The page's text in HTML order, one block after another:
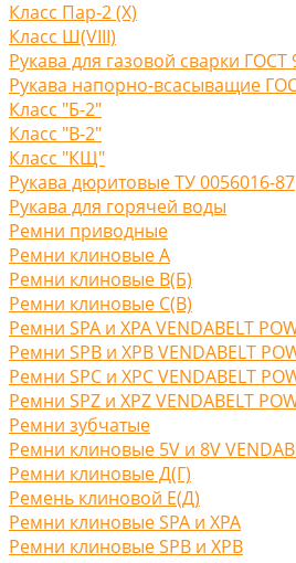
Класс Пар-2 (X)
Класс Ш(VIII)
Рукава для газовой сварки ГОСТ
Рукава напорно-всасыващие
Класс "Б-2"
Класс "В-2"
Класс "КЩ"
Рукава дюритовые ТУ 0056016-87
Рукава для горячей воды
Ремни приводные
Ремни клиновые A
Ремни клиновые В(Б)
Ремни клиновые С(B)
Ремни SPA и XPA VENDABELT
Ремни SPB и XPB VENDABELT
Ремни SPC и XPC VENDABELT
Ремни SPZ и XPZ VENDABELT
Ремни зубчатые
Ремни клиновые 5V и 8V
Ремни клиновые Д(Г)
Ремень клиновой Е(Д)
Ремни клиновые SPA и XPA
Ремни клиновые SPB и XPB